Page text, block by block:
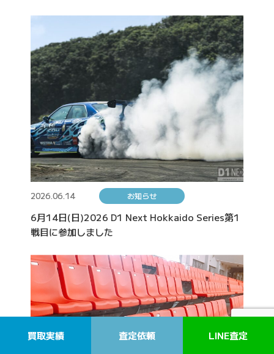
買取実績 査定依頼 LINE査定
2026.06.14 お知らせ
6月14日(日)2026 D1 Next Hokkaido Series第1
戦目に参加しました